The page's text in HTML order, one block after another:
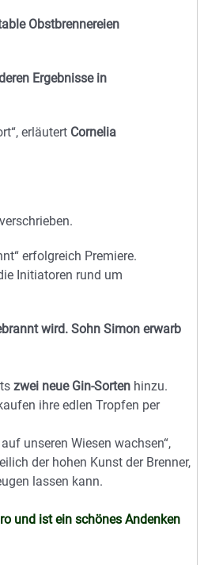
Obstbrennereien
Ergebnisse in
erläutert Cornelia
erfolgreich Premiere.
Initiatoren rund um
wird. Sohn Simon erwarb
zwei neue Gin-Sorten hinzu.
ihre edlen Tropfen per
unseren Wiesen wachsen“,
der hohen Kunst der Brenner,
lassen kann.
und ist ein schönes Andenken